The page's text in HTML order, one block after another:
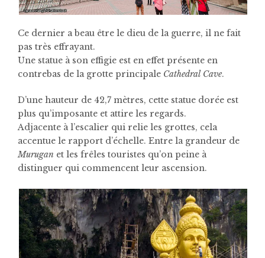
Ce dernier a beau être le dieu de la guerre, il ne fait
pas très effrayant.
Une statue à son effigie est en effet présente en
contrebas de la grotte principale Cathedral Cave.
D’une hauteur de 42,7 mètres, cette statue dorée est
plus qu’imposante et attire les regards.
Adjacente à l’escalier qui relie les grottes, cela
accentue le rapport d’échelle. Entre la grandeur de
Murugan et les frêles touristes qu’on peine à
distinguer qui commencent leur ascension.